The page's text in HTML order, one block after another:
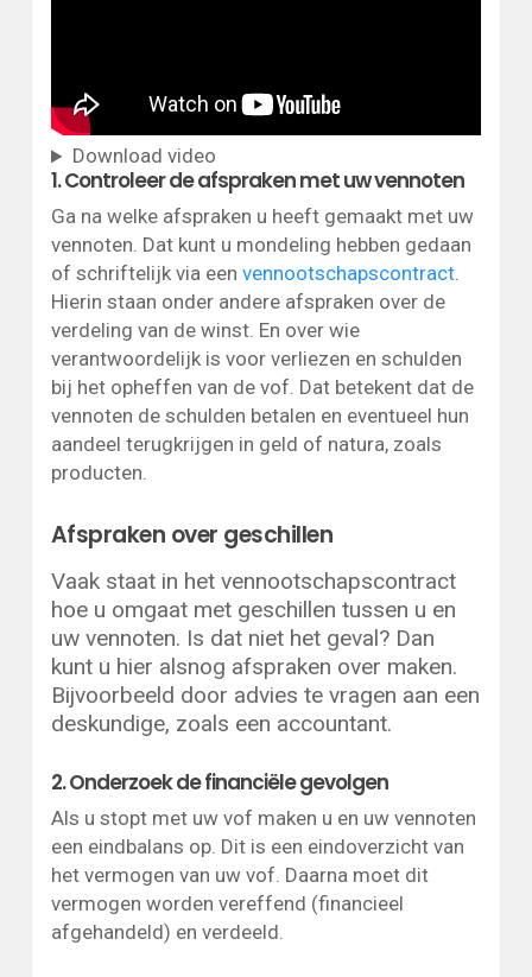
Download video
1. Controleer de afspraken met uw vennoten
Ga na welke afspraken u heeft gemaakt met uw
vennoten. Dat kunt u mondeling hebben gedaan
of schriftelijk via een vennootschapscontract.
Hierin staan onder andere afspraken over de
verdeling van de winst. En over wie
verantwoordelijk is voor verliezen en schulden
bij het opheffen van de vof. Dat betekent dat de
vennoten de schulden betalen en eventueel hun
aandeel terugkrijgen in geld of natura, zoals
producten.
Afspraken over geschillen
Vaak staat in het vennootschapscontract
hoe u omgaat met geschillen tussen u en
uw vennoten. Is dat niet het geval? Dan
kunt u hier alsnog afspraken over maken.
Bijvoorbeeld door advies te vragen aan een
deskundige, zoals een accountant.
2. Onderzoek de financiële gevolgen
Als u stopt met uw vof maken u en uw vennoten
een eindbalans op. Dit is een eindoverzicht van
het vermogen van uw vof. Daarna moet dit
vermogen worden vereffend (financieel
afgehandeld) en verdeeld.